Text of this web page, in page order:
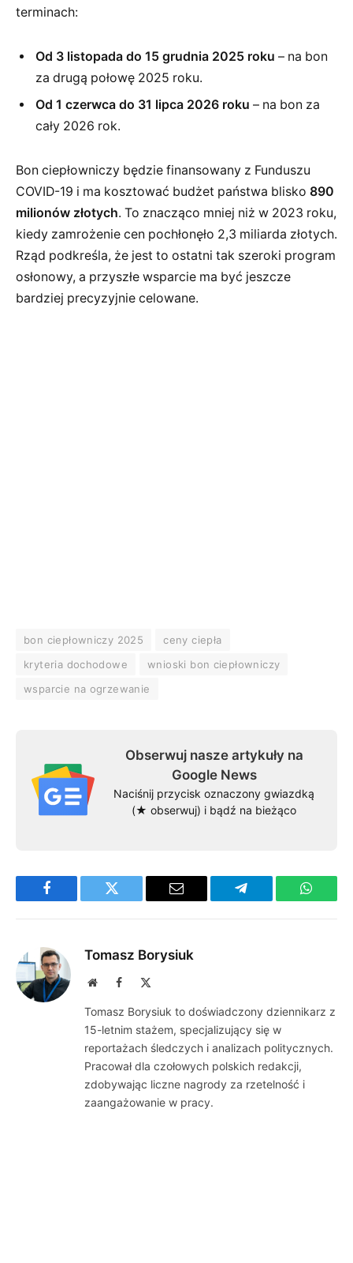
terminach:
Od 3 listopada do 15 grudnia 2025 roku – na bon
za drugą połowę 2025 roku.
Od 1 czerwca do 31 lipca 2026 roku – na bon za
cały 2026 rok.
Bon ciepłowniczy będzie finansowany z Funduszu
COVID-19 i ma kosztować budżet państwa blisko 890
milionów złotych. To znacząco mniej niż w 2023 roku,
kiedy zamrożenie cen pochłonęło 2,3 miliarda złotych.
Rząd podkreśla, że jest to ostatni tak szeroki program
osłonowy, a przyszłe wsparcie ma być jeszcze
bardziej precyzyjnie celowane.
bon ciepłowniczy 2025
ceny ciepła
kryteria dochodowe
wnioski bon ciepłowniczy
wsparcie na ogrzewanie
Obserwuj nasze artykuły na
Google News
Naciśnij przycisk oznaczony gwiazdką
(★ obserwuj) i bądź na bieżąco
Facebook Twitter Email Telegram
Tomasz Borysiuk
WebsiteFacebook
Tomasz Borysiuk to doświadczony dziennikarz z
15-letnim stażem, specjalizujący się w
reportażach śledczych i analizach politycznych.
Pracował dla czołowych polskich redakcji,
zdobywając liczne nagrody za rzetelność i
zaangażowanie w pracy.